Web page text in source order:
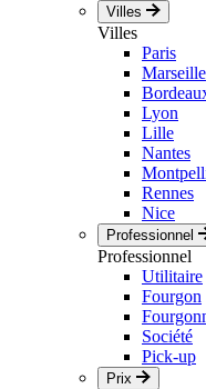
Villes
Villes
Paris
Marseille
Lyon
Lille
Nantes
Rennes
Nice
Professionnel
Professionnel
Utilitaire
Fourgon
Société
Pick-up
Prix